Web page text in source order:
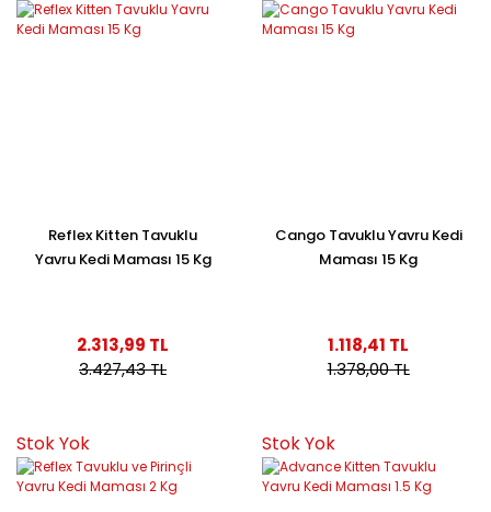
Reflex Kitten Tavuklu
Yavru Kedi Maması 15 Kg
2.313,99 TL
3.427,43 TL
Cango Tavuklu Yavru Kedi
Maması 15 Kg
1.118,41 TL
1.378,00 TL
Stok Yok Stok Yok